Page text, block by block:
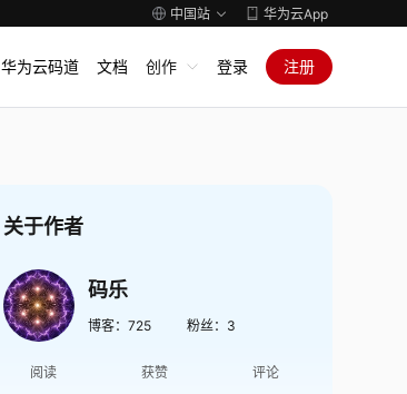
中国站 华为云App
华为云码道 文档 创作 登录 注册
关于作者
码乐
博客： 725 粉丝： 3
阅读 获赞 评论